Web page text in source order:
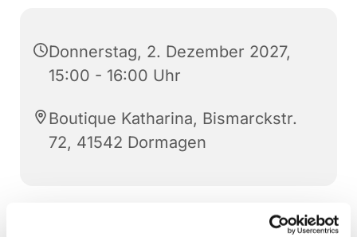
Donnerstag, 2. Dezember 2027,
15:00 - 16:00 Uhr
Boutique Katharina, Bismarckstr.
72, 41542 Dormagen